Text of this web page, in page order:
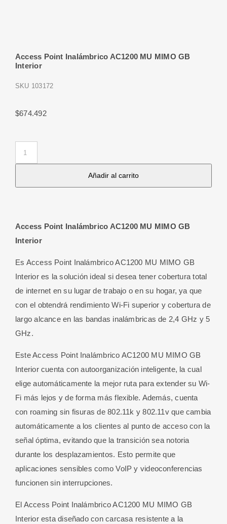
Access Point Inalámbrico AC1200 MU MIMO GB
Interior
SKU 103172
$674.492
Point
AC1200
cantidad
Añadir al carrito
Access Point Inalámbrico AC1200 MU MIMO GB
Interior
Es Access Point Inalámbrico AC1200 MU MIMO GB
Interior es la solución ideal si desea tener cobertura total
de internet en su lugar de trabajo o en su hogar, ya que
con el obtendrá rendimiento Wi-Fi superior y cobertura de
largo alcance en las bandas inalámbricas de 2,4 GHz y 5
GHz.
Este Access Point Inalámbrico AC1200 MU MIMO GB
Interior cuenta con autoorganización inteligente, la cual
elige automáticamente la mejor ruta para extender su Wi-
Fi más lejos y de forma más flexible. Además, cuenta
con roaming sin fisuras de 802.11k y 802.11v que cambia
automáticamente a los clientes al punto de acceso con la
señal óptima, evitando que la transición sea notoria
durante los desplazamientos. Esto permite que
aplicaciones sensibles como VoIP y videoconferencias
funcionen sin interrupciones.
El Access Point Inalámbrico AC1200 MU MIMO GB
Interior esta diseñado con carcasa resistente a la